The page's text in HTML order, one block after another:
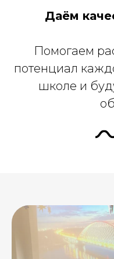
Даём
Помогаем
потенциал
школе и